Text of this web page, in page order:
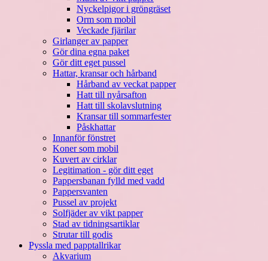
Nyckelpigor i gröngräset
Orm som mobil
Veckade fjärilar
Girlanger av papper
Gör dina egna paket
Gör ditt eget pussel
Hattar, kransar och hårband
Hårband av veckat papper
Hatt till nyårsafton
Hatt till skolavslutning
Kransar till sommarfester
Påskhattar
Innanför fönstret
Koner som mobil
Kuvert av cirklar
Legitimation - gör ditt eget
Pappersbanan fylld med vadd
Pappersvanten
Pussel av projekt
Solfjäder av vikt papper
Stad av tidningsartiklar
Strutar till godis
Pyssla med papptallrikar
Akvarium